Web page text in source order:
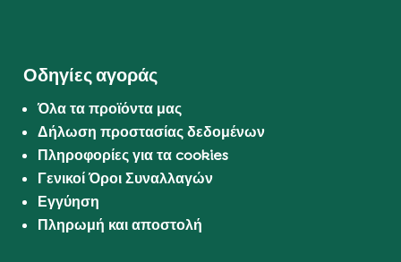
Οδηγίες αγοράς
Όλα τα προϊόντα μας
Δήλωση προστασίας δεδομένων
Πληροφορίες για τα cookies
Γενικοί Όροι Συναλλαγών
Εγγύηση
Πληρωμή και αποστολή